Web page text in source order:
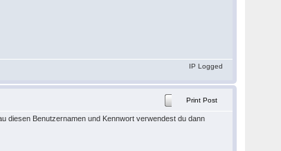
IP Logged
Print Post
diesen Benutzernamen und Kennwort verwendest du dann